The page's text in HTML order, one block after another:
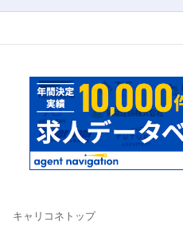
キャリコネトップ